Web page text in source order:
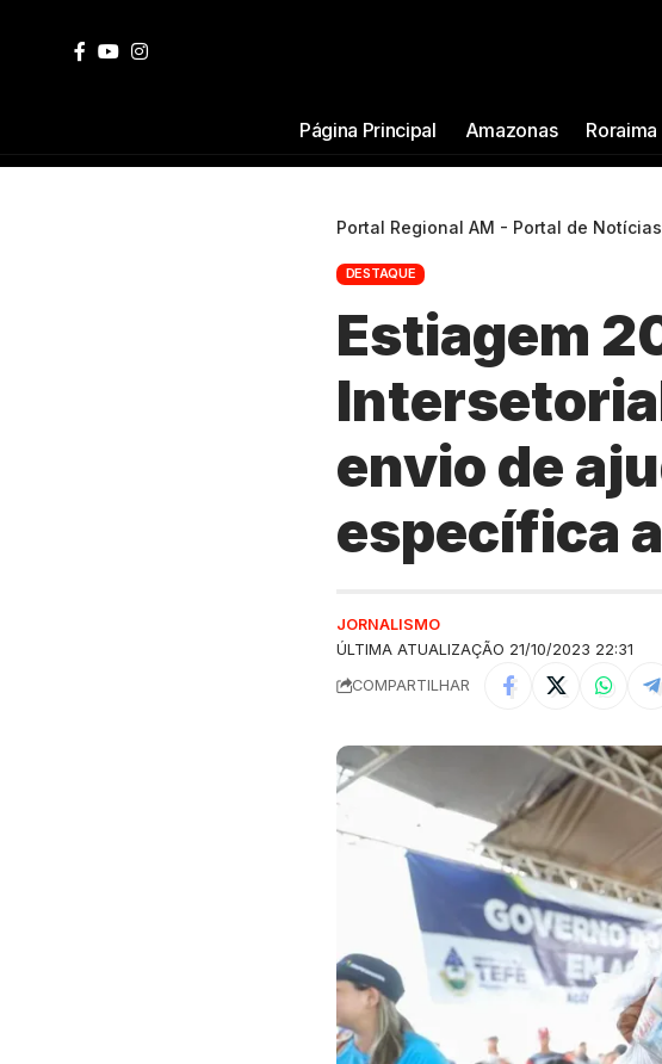
Página Principal Amazonas Roraima
Portal Regional AM - Portal de
DESTAQUE
Estiagem
envio de
específica
ÚLTIMA ATUALIZAÇÃO 21/10/2023 22:31
JORNALISMO
COMPARTILHAR